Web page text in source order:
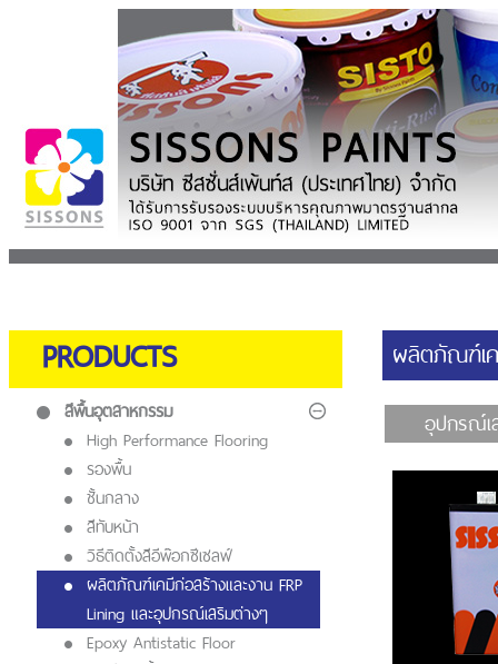
PRODUCTS
สีพื้นอุตสาหกรรม
High Performance Flooring
รองพื้น
ชั้นกลาง
สีทับหน้า
วิธีติดตั้งสีอีพ๊อกซีเซลฟ์
ผลิตภัณฑ์เคมีก่อสร้างและงาน FRP
Lining และอุปกรณ์เสริมต่างๆ
Epoxy Antistatic Floor
ผลิตภัณฑ์เ
อุปกรณ์เ